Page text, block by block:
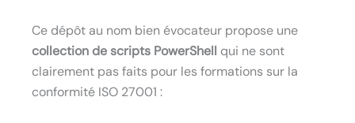
Ce dépôt au nom bien évocateur propose une
collection de scripts PowerShell qui ne sont
clairement pas faits pour les formations sur la
conformité ISO 27001 :